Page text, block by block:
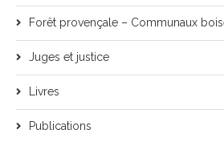
Forêt provençale – Communaux
Juges et justice
Livres
Publications